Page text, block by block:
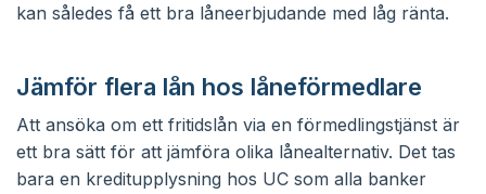
kan således få ett bra låneerbjudande med låg ränta.
Jämför flera lån hos låneförmedlare
Att ansöka om ett fritidslån via en förmedlingstjänst är
ett bra sätt för att jämföra olika lånealternativ. Det tas
bara en kreditupplysning hos UC som alla banker